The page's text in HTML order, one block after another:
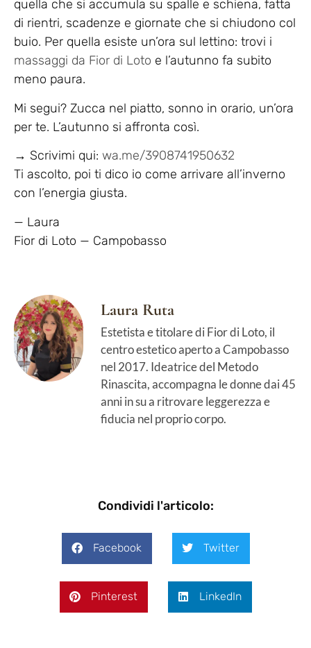
quella che si accumula su spalle e schiena, fatta
di rientri, scadenze e giornate che si chiudono col
buio. Per quella esiste un’ora sul lettino: trovi i
massaggi da Fior di Loto e l’autunno fa subito
meno paura.
Mi segui? Zucca nel piatto, sonno in orario, un’ora
per te. L’autunno si affronta così.
→ Scrivimi qui: wa.me/3908741950632
Ti ascolto, poi ti dico io come arrivare all’inverno
con l’energia giusta.
— Laura
Fior di Loto — Campobasso
Laura Ruta
Estetista e titolare di Fior di Loto, il
centro estetico aperto a Campobasso
nel 2017. Ideatrice del Metodo
Rinascita, accompagna le donne dai 45
anni in su a ritrovare leggerezza e
fiducia nel proprio corpo.
Condividi l'articolo:
Facebook Twitter
Pinterest LinkedIn